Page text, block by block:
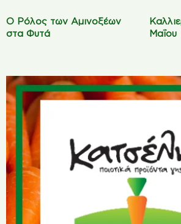
Ο Ρόλος των Αμινοξέων
στα Φυτά
Μαΐου